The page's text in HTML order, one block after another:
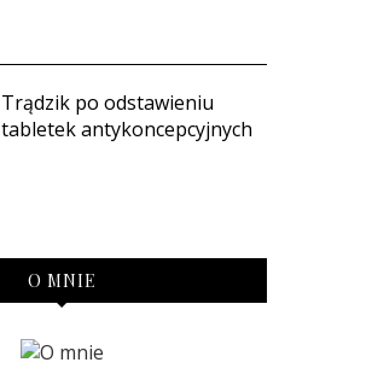
Trądzik po odstawieniu
tabletek antykoncepcyjnych
O MNIE